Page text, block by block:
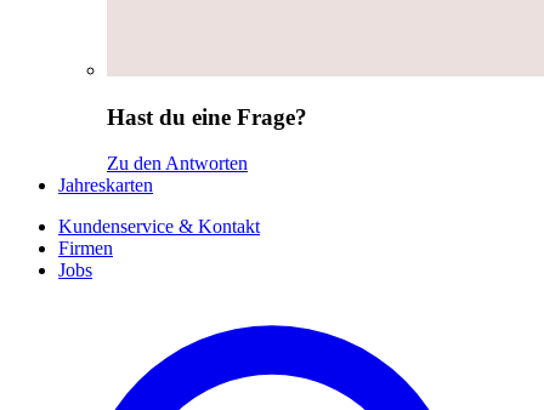
Hast du eine Frage?
Zu den Antworten
Jahreskarten
Kundenservice & Kontakt
Firmen
Jobs